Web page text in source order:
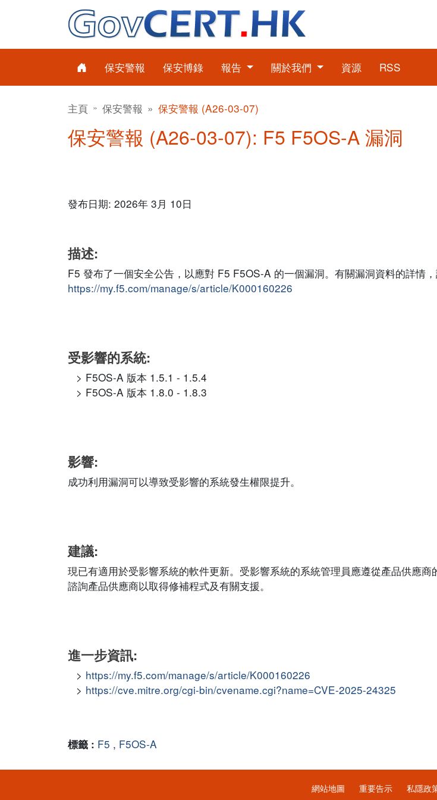
保安警報 保安博錄 報告 關於我們 資源 RSS
主頁 保安警報 保安警報 (A26-03-07)
保安警報 (A26-03-07): F5 F5OS-A 漏洞
發布日期: 2026年 3月 10日
描述:
F5 發布了一個安全公告，以應對 F5 F5OS-A 的一個漏洞。有關漏洞資料的詳情
https://my.f5.com/manage/s/article/K000160226
受影響的系統:
F5OS-A 版本 1.5.1 - 1.5.4
F5OS-A 版本 1.8.0 - 1.8.3
影響:
成功利用漏洞可以導致受影響的系統發生權限提升。
建議:
現已有適用於受影響系統的軟件更新。受影響系統的系統管理員應遵從產品供應
諮詢產品供應商以取得修補程式及有關支援。
進一步資訊:
https://my.f5.com/manage/s/article/K000160226
https://cve.mitre.org/cgi-bin/cvename.cgi?name=CVE-2025-24325
標籤 : F5 , F5OS-A
網站地圖 重要告示 私隱政